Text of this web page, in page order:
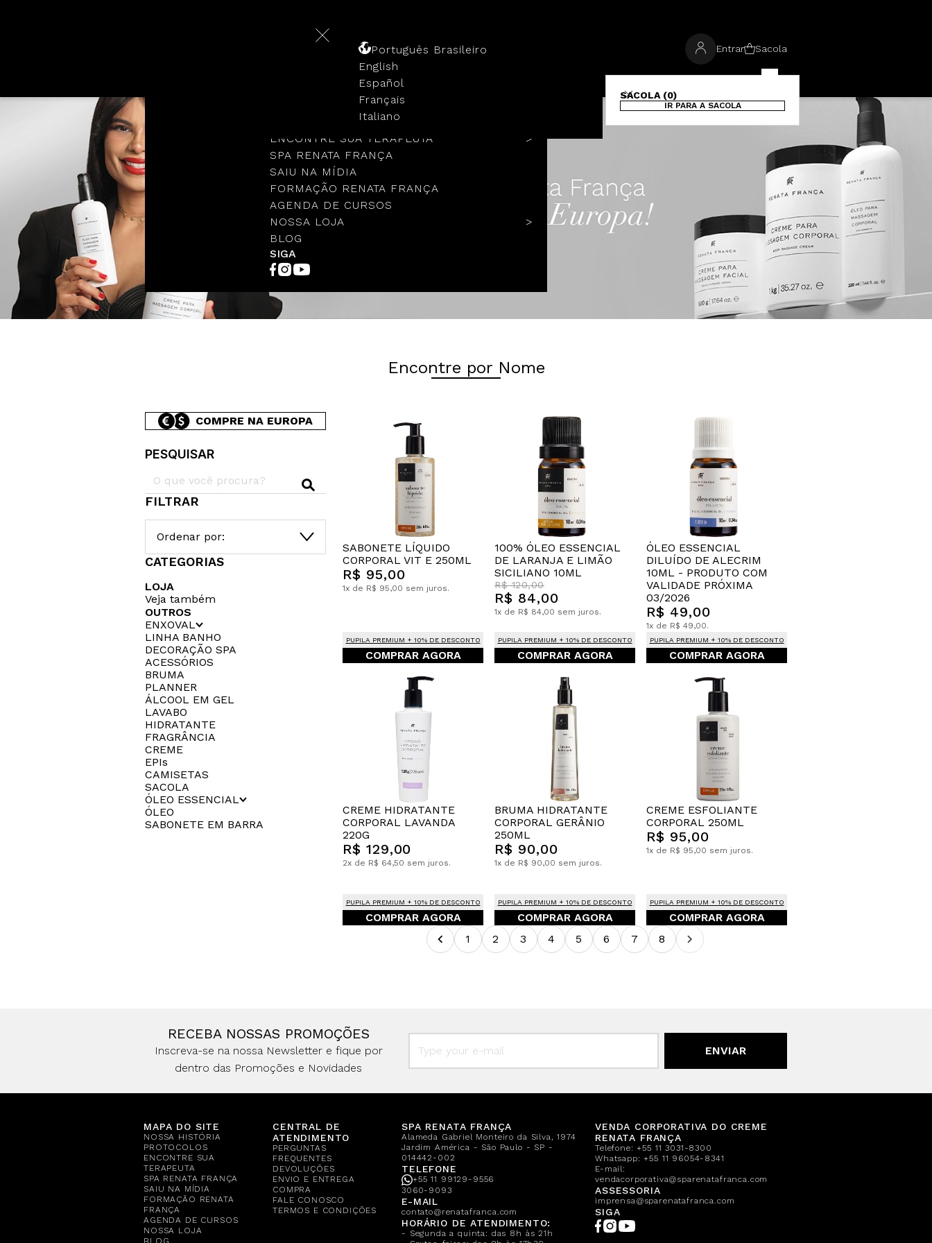
NOSSA HISTÓRIA
ENCONTRE SUA TERAPEUTA
SPA RENATA FRANÇA
SAIU NA MÍDIA
FORMAÇÃO RENATA FRANÇA
AGENDA DE CURSOS
NOSSA LOJA
BLOG
SIGA
Português Brasileiro
English
Español
Français
Italiano
Entrar Sacola
SACOLA (0)
IR PARA A SACOLA
Encontre por Nome
COMPRE NA EUROPA
PESQUISAR
FILTRAR
Ordenar por:
CATEGORIAS
LOJA
Veja também
OUTROS
ENXOVAL
LINHA BANHO
DECORAÇÃO SPA
ACESSÓRIOS
BRUMA
PLANNER
ÁLCOOL EM GEL
LAVABO
HIDRATANTE
FRAGRÂNCIA
CREME
EPIs
CAMISETAS
SACOLA
ÓLEO ESSENCIAL
ÓLEO
SABONETE EM BARRA
SABONETE LÍQUIDO
CORPORAL VIT E 250ML
R$ 95,00
1x de R$ 95,00 sem juros.
PUPILA PREMIUM + 10% DE DESCONTO
COMPRAR AGORA
100% ÓLEO ESSENCIAL
DE LARANJA E LIMÃO
SICILIANO 10ML
R$ 120,00
R$ 84,00
1x de R$ 84,00 sem juros.
PUPILA PREMIUM + 10% DE DESCONTO
COMPRAR AGORA
ÓLEO ESSENCIAL
DILUÍDO DE ALECRIM
10ML - PRODUTO COM
VALIDADE PRÓXIMA
03/2026
R$ 49,00
1x de R$ 49,00.
PUPILA PREMIUM + 10% DE DESCONTO
COMPRAR AGORA
CREME HIDRATANTE
CORPORAL LAVANDA
220G
R$ 129,00
2x de R$ 64,50 sem juros.
PUPILA PREMIUM + 10% DE DESCONTO
COMPRAR AGORA
BRUMA HIDRATANTE
CORPORAL GERÂNIO
250ML
R$ 90,00
1x de R$ 90,00 sem juros.
PUPILA PREMIUM + 10% DE DESCONTO
COMPRAR AGORA
CREME ESFOLIANTE
CORPORAL 250ML
R$ 95,00
1x de R$ 95,00 sem juros.
PUPILA PREMIUM + 10% DE DESCONTO
COMPRAR AGORA
1
2 3 4 5 6 7 8
RECEBA NOSSAS PROMOÇÕES
Inscreva-se na nossa Newsletter e fique por
dentro das Promoções e Novidades
ENVIAR
MAPA DO SITE
NOSSA HISTÓRIA
PROTOCOLOS
ENCONTRE SUA
TERAPEUTA
SPA RENATA FRANÇA
SAIU NA MÍDIA
FORMAÇÃO RENATA
FRANÇA
AGENDA DE CURSOS
NOSSA LOJA
BLOG
CENTRAL DE
ATENDIMENTO
PERGUNTAS
FREQUENTES
DEVOLUÇÕES
ENVIO E ENTREGA
COMPRA
FALE CONOSCO
TERMOS E CONDIÇÕES
SPA RENATA FRANÇA
Alameda Gabriel Monteiro da Silva, 1974
Jardim América - São Paulo - SP -
014442-002
TELEFONE
+55 11 99129-9556
3060-9093
E-MAIL
contato@renatafranca.com
HORÁRIO DE ATENDIMENTO:
- Segunda a quinta: das 8h às 21h
VENDA CORPORATIVA DO CREME
RENATA FRANÇA
Telefone:+55 11 3031-8300
Whatsapp:+55 11 96054-8341
E-mail:
vendacorporativa@sparenatafranca.com
ASSESSORIA
imprensa@sparenatafranca.com
SIGA